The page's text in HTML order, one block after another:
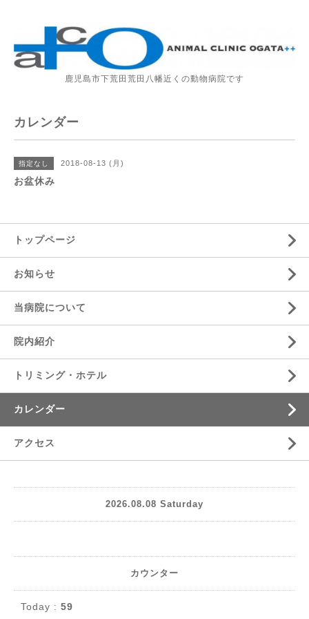
鹿児島市下荒田荒田八幡近くの動物病院です
カレンダー
指定なし 2018-08-13 (月)
お盆休み
トップページ
お知らせ
当病院について
院内紹介
トリミング・ホテル
カレンダー
アクセス
2026.08.08 Saturday
カウンター
Today : 59